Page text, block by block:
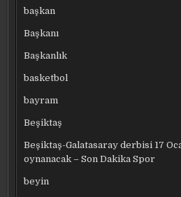
başkan
Başkanı
Başkanlık
basketbol
bayram
Beşiktaş
Beşiktaş-Galatasaray derbisi 17
oynanacak – Son Dakika Spor
beyin